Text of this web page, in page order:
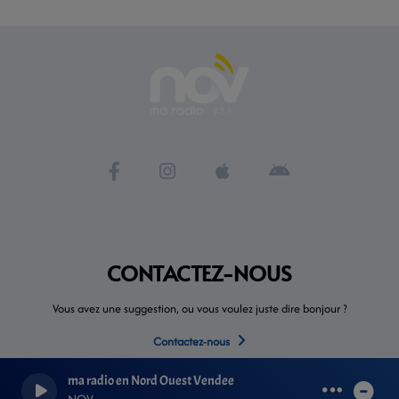
ma radio en Nord Ouest Vendee
CONTACTEZ-NOUS
Vous avez une suggestion, ou vous voulez juste dire bonjour ?
Contactez-nous